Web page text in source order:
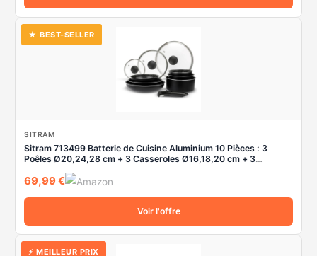
★ BEST-SELLER
SITRAM
Sitram 713499 Batterie de Cuisine Aluminium 10 Pièces : 3
Poêles Ø20,24,28 cm + 3 Casseroles Ø16,18,20 cm + 3
dont induction
69,99 €
Voir l'offre
⚡ MEILLEUR PRIX